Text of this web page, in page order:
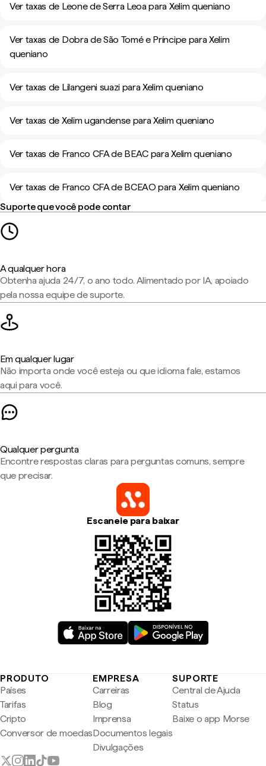
Ver taxas de Leone de Serra Leoa para Xelim queniano
Ver taxas de Dobra de São Tomé e Príncipe para Xelim
queniano
Ver taxas de Lilangeni suazi para Xelim queniano
Ver taxas de Xelim ugandense para Xelim queniano
Ver taxas de Franco CFA de BEAC para Xelim queniano
Ver taxas de Franco CFA de BCEAO para Xelim queniano
Suporte que você pode contar
A qualquer hora
Obtenha ajuda 24/7, o ano todo. Alimentado por IA, apoiado
pela nossa equipe de suporte.
Em qualquer lugar
Não importa onde você esteja ou que idioma fale, estamos
aqui para você.
Qualquer pergunta
Encontre respostas claras para perguntas comuns, sempre
que precisar.
Escaneie para baixar
PRODUTO
Países
Tarifas
Cripto
Conversor de moedas
EMPRESA
Carreiras
Blog
Imprensa
Documentos legais
Divulgações
SUPORTE
Central de Ajuda
Status
Baixe o app Morse